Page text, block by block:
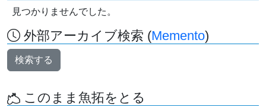
見つかりませんでした。
外部アーカイブ検索 (Memento)
検索する
このまま魚拓をとる